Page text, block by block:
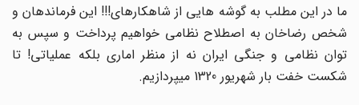
ما در این مطلب به گوشه هایی از شاهکارهای!!! این فرماندهان و
شخص رضاخان به اصطلاح نظامی خواهیم پرداخت و سپس به
توان نظامی و جنگی ایران نه از منظر اماری بلکه عملیاتی! تا
شکست خفت بار شهریور 1320 میپردازیم.